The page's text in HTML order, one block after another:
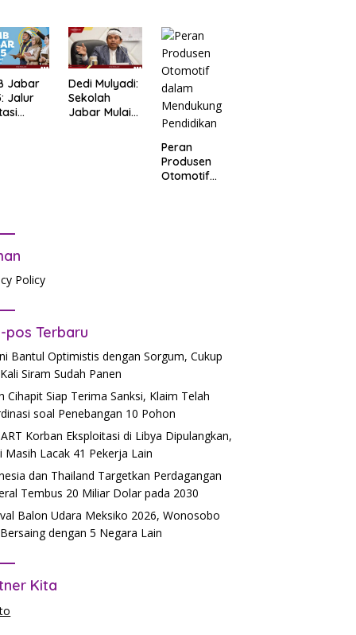
Salah
Data
Lupa
Jabar
Jalur
Dedi Mulyadi:
Sekolah
Jabar Mulai
Peran
Produsen
Otomotif
Policy
pos Terbaru
Bantul Optimistis dengan Sorgum, Cukup
Siram Sudah Panen
Cihapit Siap Terima Sanksi, Klaim Telah
soal Penebangan 10 Pohon
Korban Eksploitasi di Libya Dipulangkan,
Masih Lacak 41 Pekerja Lain
dan Thailand Targetkan Perdagangan
Tembus 20 Miliar Dolar pada 2030
Balon Udara Meksiko 2026, Wonosobo
dengan 5 Negara Lain
Kita